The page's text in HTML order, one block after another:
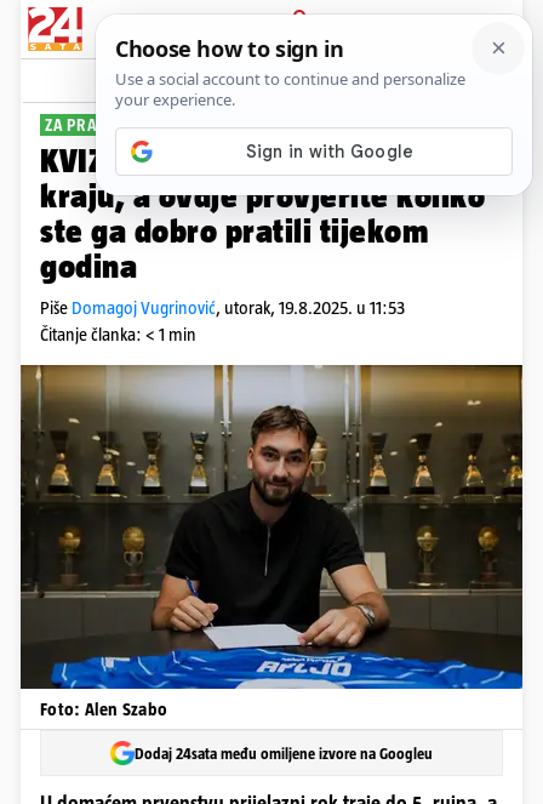
PRIJAVA
Sport Komentari
ZA PRAVE ZNALCE
KVIZ Prijelazni rok se bliži
kraju, a ovdje provjerite koliko
ste ga dobro pratili tijekom
godina
Piše Domagoj Vugrinović, utorak, 19.8.2025. u 11:53
Čitanje članka: < 1 min
Foto: Alen Szabo
Dodaj 24sata među omiljene izvore na Googleu